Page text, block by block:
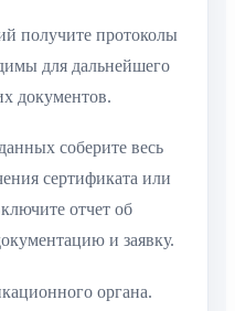
получите протоколы
для дальнейшего
документов.
соберите весь
сертификата или
отчет об
и заявку.
органа.